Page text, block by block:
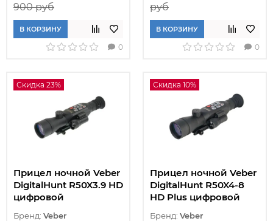
900 руб
В КОРЗИНУ
0
руб
В КОРЗИНУ
0
Скидка 23%
Прицел ночной Veber
DigitalHunt R50X3.9 HD
цифровой
Бренд: Veber
Скидка 10%
Прицел ночной Veber
DigitalHunt R50X4-8
HD Plus цифровой
Бренд: Veber